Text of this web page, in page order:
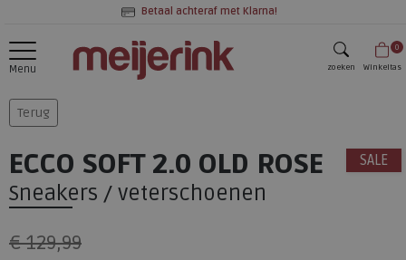
Betaal achteraf met Klarna!
Menu zoeken
0
Winkeltas
Terug
SALE
ECCO SOFT 2.0 OLD ROSE
Sneakers / veterschoenen
€ 129,99